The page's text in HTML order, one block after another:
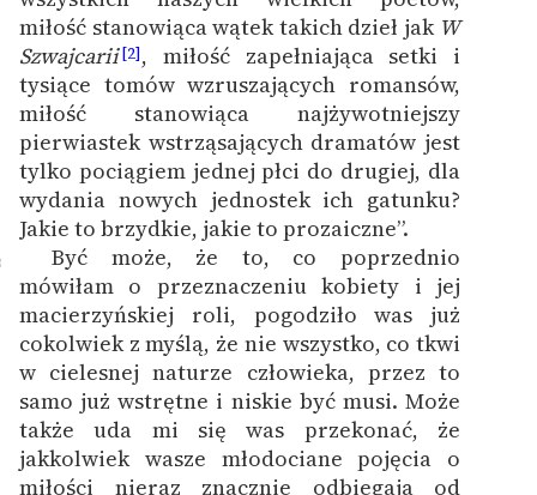
miłość stanowiąca wątek takich dzieł jak W
Szwajcarii[2], miłość zapełniająca setki i
tysiące tomów wzruszających romansów,
miłość stanowiąca najżywotniejszy
pierwiastek wstrząsających dramatów jest
tylko pociągiem jednej płci do drugiej, dla
wydania nowych jednostek ich gatunku?
Jakie to brzydkie, jakie to prozaiczne”.
Być może, że to, co poprzednio
mówiłam o przeznaczeniu kobiety i jej
macierzyńskiej roli, pogodziło was już
cokolwiek z myślą, że nie wszystko, co tkwi
w cielesnej naturze człowieka, przez to
samo już wstrętne i niskie być musi. Może
także uda mi się was przekonać, że
jakkolwiek wasze młodociane pojęcia o
miłości nieraz znacznie odbiegają od